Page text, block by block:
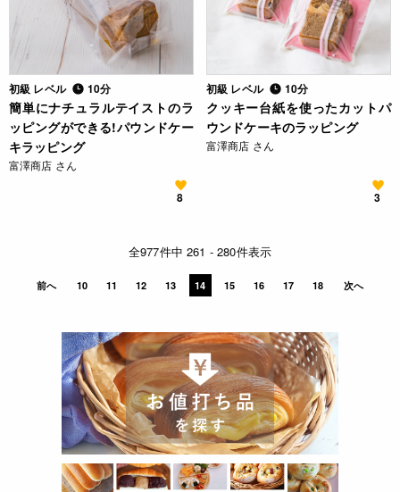
初級 レベル 10分
簡単にナチュラルテイストのラ
ッピングができる!パウンドケー
キラッピング
富澤商店 さん
8
初級 レベル 10分
クッキー台紙を使ったカットパ
ウンドケーキのラッピング
富澤商店 さん
3
全977件中 261 - 280件表示
前へ 10 11 12 13 14 15 16 17 18 次へ